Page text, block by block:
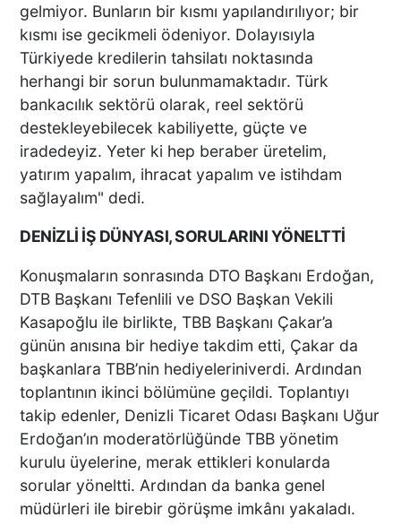
TARIM İL MÜDÜRÜ ZAYİM
ALTUNTAŞ BAHARATI
ZİYARET ETTİ
BAKAN KACIR’DAN DTMM
ZİYARETİ
geçidinden geçmek isteyen
adamın hayatını kaybettiği
kaza anları ortaya çıktı
BU KOYUNLAR 9
DOĞURUYOR
DENİZLİ’DE KAÇAK KAZI
FACİASI: TOPRAK KAYMASI
gelmiyor. Bunların bir kısmı yapılandırılıyor; bir
kısmı ise gecikmeli ödeniyor. Dolayısıyla
Türkiyede kredilerin tahsilatı noktasında
herhangi bir sorun bulunmamaktadır. Türk
bankacılık sektörü olarak, reel sektörü
destekleyebilecek kabiliyette, güçte ve
iradedeyiz. Yeter ki hep beraber üretelim,
yatırım yapalım, ihracat yapalım ve istihdam
sağlayalım" dedi.
DENİZLİ İŞ DÜNYASI, SORULARINI YÖNELTTİ
Konuşmaların sonrasında DTO Başkanı Erdoğan,
DTB Başkanı Tefenlili ve DSO Başkan Vekili
Kasapoğlu ile birlikte, TBB Başkanı Çakar’a
günün anısına bir hediye takdim etti, Çakar da
başkanlara TBB’nin hediyeleriniverdi. Ardından
toplantının ikinci bölümüne geçildi. Toplantıyı
takip edenler, Denizli Ticaret Odası Başkanı Uğur
Erdoğan’ın moderatörlüğünde TBB yönetim
kurulu üyelerine, merak ettikleri konularda
sorular yöneltti. Ardından da banka genel
müdürleri ile birebir görüşme imkânı yakaladı.